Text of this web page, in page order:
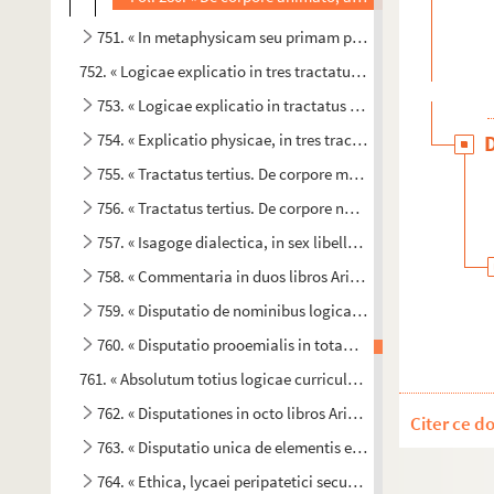
751. « In metaphysicam seu primam philosophiam
752. « Logicae explicatio in tres tractatus divisa, per R. P.
753. « Logicae explicatio in tractatus tres divisa, per R. P.
754. « Explicatio physicae, in tres tractatus divisa, a Fr.
755. « Tractatus tertius. De corpore mixto »
756. « Tractatus tertius. De corpore naturali mixto »
757. « Isagoge dialectica, in sex libellos distributa »
758. « Commentaria in duos libros Aristotelis de ortu et
759. « Disputatio de nominibus logicae et natura ejusdem »
760. « Disputatio prooemialis in totam philosophiam
761. « Absolutum totius logicae curriculum, datum Aquis
762. « Disputationes in octo libros Aristotelis phisicorum »
763. « Disputatio unica de elementis et metheoris »
764. « Ethica, lycaei peripatetici secunda schola, ad 2
Citer ce